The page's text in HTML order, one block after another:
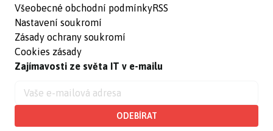
Všeobecné obchodní podmínky
Nastavení soukromí
Zásady ochrany soukromí
Cookies zásady
RSS
Zajímavosti ze světa IT v e-mailu
ODEBÍRAT